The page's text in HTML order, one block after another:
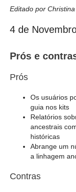
Editado por Christina
4 de
Prós e
Prós
Os usuários
guia nos kits
Relatórios
ancestrais
históricas
Abrange um
a linhagem
Contras